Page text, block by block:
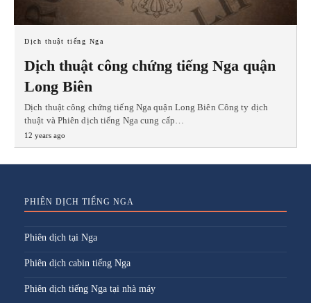
Dịch thuật tiếng Nga
Dịch thuật công chứng tiếng Nga quận
Long Biên
Dịch thuật công chứng tiếng Nga quận Long Biên Công ty dịch
thuật và Phiên dịch tiếng Nga cung cấp…
12 years ago
PHIÊN DỊCH TIẾNG NGA
Phiên dịch tại Nga
Phiên dịch cabin tiếng Nga
Phiên dịch tiếng Nga tại nhà máy